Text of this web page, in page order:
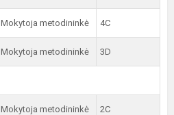
Mokytoja metodininkė 4C
Mokytoja metodininkė 3D
Mokytoja metodininkė 2C